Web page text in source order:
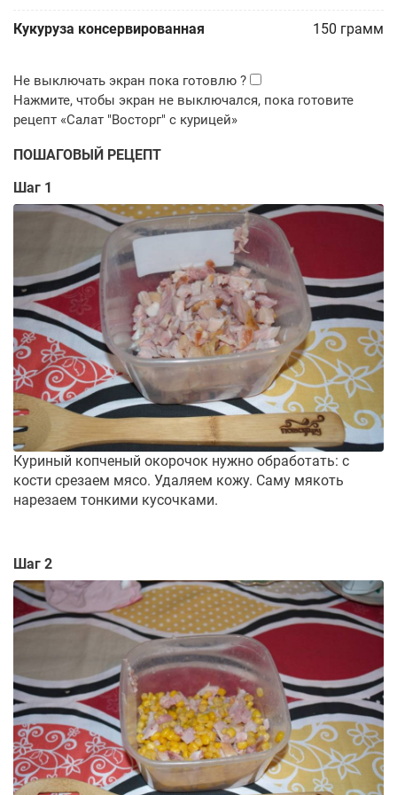
Кукуруза консервированная 150 грамм
ПОШАГОВЫЙ РЕЦЕПТ
Шаг 1
Куриный копченый окорочок нужно обработать: с
кости срезаем мясо. Удаляем кожу. Саму мякоть
нарезаем тонкими кусочками.
Шаг 2